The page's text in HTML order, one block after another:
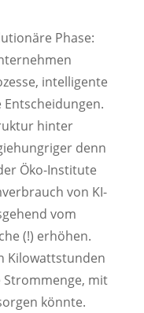
Phase:
intelligente
hinter
denn
Öko-Institute
von KI-
vom
(!) erhöhen.
Kilowattstunden
Strommenge, mit
könnte.